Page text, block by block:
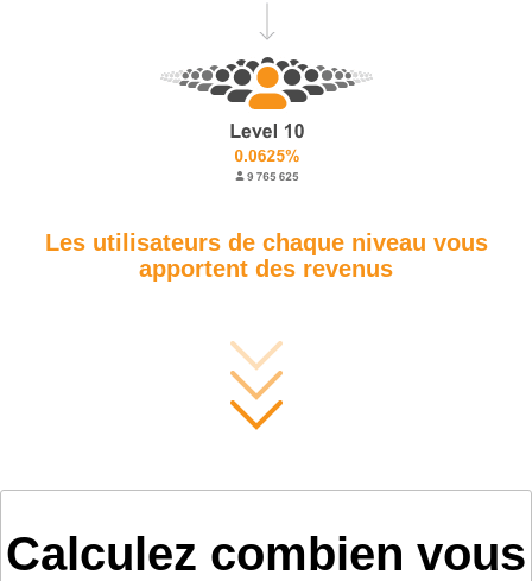
Les utilisateurs de chaque niveau vous
apportent des revenus
Calculez combien vous